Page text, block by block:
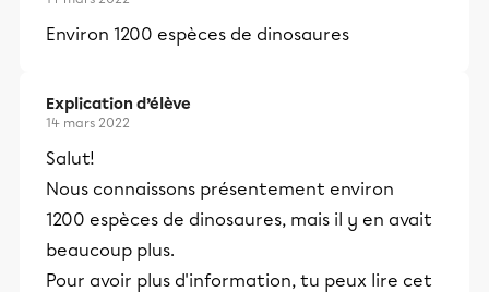
Environ 1200 espèces de dinosaures
Explication d’élève
14 mars 2022
Salut!
Nous connaissons présentement environ
1200 espèces de dinosaures, mais il y en avait
beaucoup plus.
Pour avoir plus d'information, tu peux lire cet